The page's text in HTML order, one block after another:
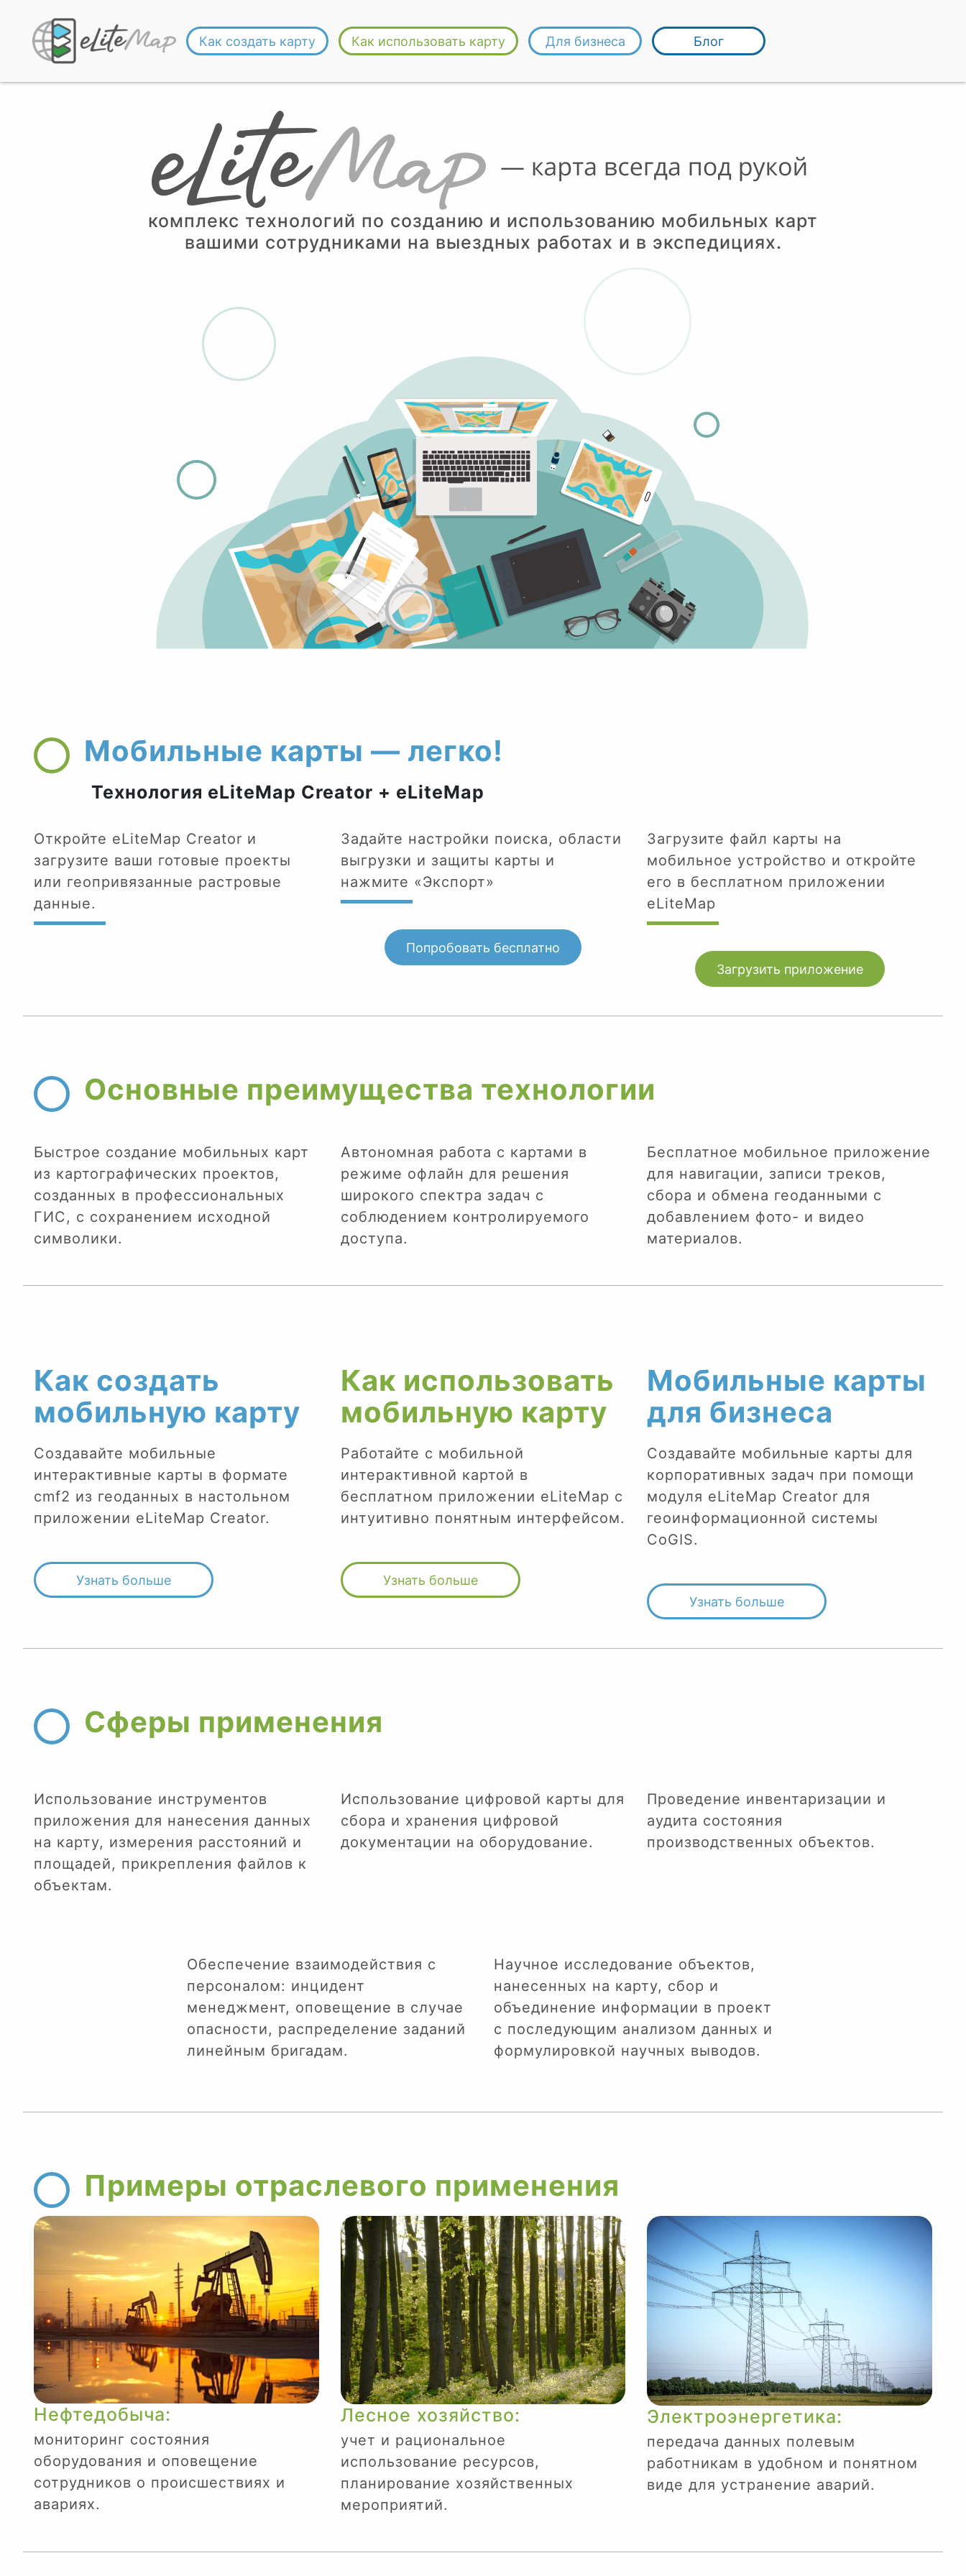
Как создать карту Как использовать карту Для бизнеса Блог
комплекс технологий по созданию и использованию мобильных карт
вашими сотрудниками на выездных работах и в экспедициях.
Мобильные карты — легко!
Технология eLiteMap Creator + eLiteMap
Откройте eLiteMap Creator и
загрузите ваши готовые проекты
или геопривязанные растровые
данные.
Задайте настройки поиска, области
выгрузки и защиты карты и
нажмите «Экспорт»
Попробовать бесплатно
Загрузите файл карты на
мобильное устройство и откройте
его в бесплатном приложении
eLiteMap
Загрузить приложение
Основные преимущества технологии
Быстрое создание мобильных карт
из картографических проектов,
созданных в профессиональных
ГИС, с сохранением исходной
символики.
Автономная работа с картами в
режиме офлайн для решения
широкого спектра задач с
соблюдением контролируемого
доступа.
Бесплатное мобильное приложение
для навигации, записи треков,
сбора и обмена геоданными с
добавлением фото- и видео
материалов.
Как создать
мобильную карту
Создавайте мобильные
интерактивные карты в формате
cmf2 из геоданных в настольном
приложении eLiteMap Creator.
Узнать больше
Как использовать
мобильную карту
Работайте с мобильной
интерактивной картой в
бесплатном приложении eLiteMap с
интуитивно понятным интерфейсом.
Узнать больше
Мобильные карты
для бизнеса
Создавайте мобильные карты для
корпоративных задач при помощи
модуля eLiteMap Creator для
геоинформационной системы
CoGIS.
Узнать больше
Сферы применения
Использование инструментов
приложения для нанесения данных
на карту, измерения расстояний и
площадей, прикрепления файлов к
объектам.
Использование цифровой карты для
сбора и хранения цифровой
документации на оборудование.
Проведение инвентаризации и
аудита состояния
производственных объектов.
Обеспечение взаимодействия с
персоналом: инцидент
менеджмент, оповещение в случае
опасности, распределение заданий
линейным бригадам.
Научное исследование объектов,
нанесенных на карту, сбор и
объединение информации в проект
с последующим анализом данных и
формулировкой научных выводов.
Примеры отраслевого применения
Нефтедобыча:
мониторинг состояния
оборудования и оповещение
сотрудников о происшествиях и
авариях.
Лесное хозяйство:
учет и рациональное
использование ресурсов,
планирование хозяйственных
мероприятий.
Электроэнергетика:
передача данных полевым
работникам в удобном и понятном
виде для устранение аварий.